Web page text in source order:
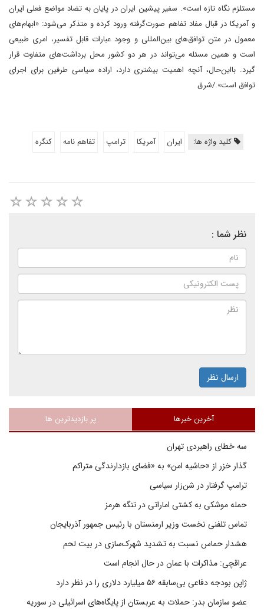
مستلزم نگاه تازه است». سفیر پیشین ایران در پایان به تضاد مواضع فعلی ایران
و آمریکا در قبال مفاد تفاهم صورت‌گرفته ورود کرده و متذکر می‌شود: «ابهام‌های
معمول در متن توافق‌های بین‌المللی و وجود عبارات قابل تفسیر، امری طبیعی
است و همین مسئله می‌تواند در هر دو کشور محل برداشت‌های متفاوت قرار
گیرد. بااین‌حال، آنچه اهمیت بیشتری دارد، اراده سیاسی طرفین برای اجرای
توافق است‌»./شرق
کلید واژه ها: ایران آمریکا ترامپ تفاهم نامه کنگره
نظر شما :
ارسال نظر
آخرین خبرها پر بازدیدترین ها
سه خطای راهبردی تهران
گذار خزر از «حاشیه امن» به «فضای بازدارندگی متراکم
ترامپ گرفتار در شن‌زار سیاسی
حمله موشکی به کشتی اماراتی در تنگه هرمز
تماس تلفنی نخست وزیر ارمنستان با رئیس جمهور آذربایجان
هشدار حماس نسبت به تشدید شهرک‌سازی در بیت‌ لحم
عراقچی: مذاکرات با عمان در حال انجام است
ژاپن بودجه دفاعی بی‌سابقه ۵۶ میلیارد دلاری را در نظر دارد
عضو سازمان بدر: حملات به عربستان از پایگاه‌های اسرائیلی در سوریه